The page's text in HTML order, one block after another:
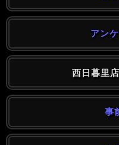
アン
西日暮里店
事